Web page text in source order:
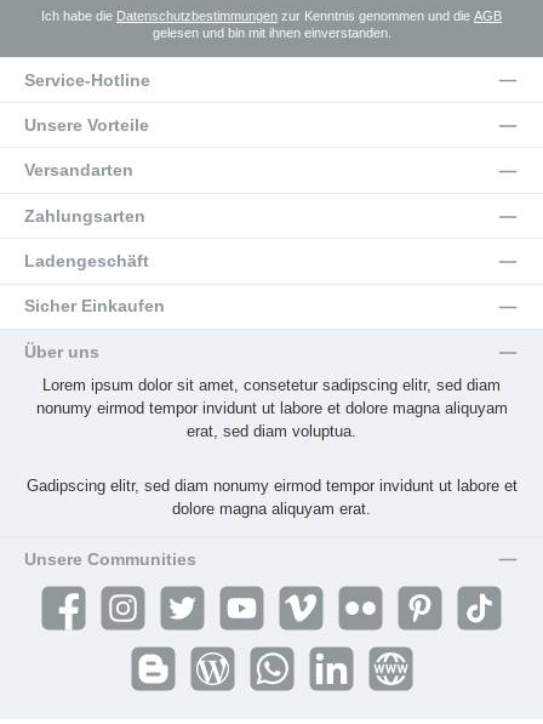
Ich habe die Datenschutzbestimmungen zur Kenntnis genommen und die AGB
gelesen und bin mit ihnen einverstanden.
Service-Hotline
Unsere Vorteile
Versandarten
Zahlungsarten
Ladengeschäft
Sicher Einkaufen
Über uns
Lorem ipsum dolor sit amet, consetetur sadipscing elitr, sed diam
nonumy eirmod tempor invidunt ut labore et dolore magna aliquyam
erat, sed diam voluptua.
Gadipscing elitr, sed diam nonumy eirmod tempor invidunt ut labore et
dolore magna aliquyam erat.
Unsere Communities
Facebook Instagram Twitter YouTube Vimeo Flickr Pinterest TikTok
Blogger Blog WhatsApp Website